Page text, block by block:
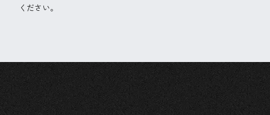
ください。